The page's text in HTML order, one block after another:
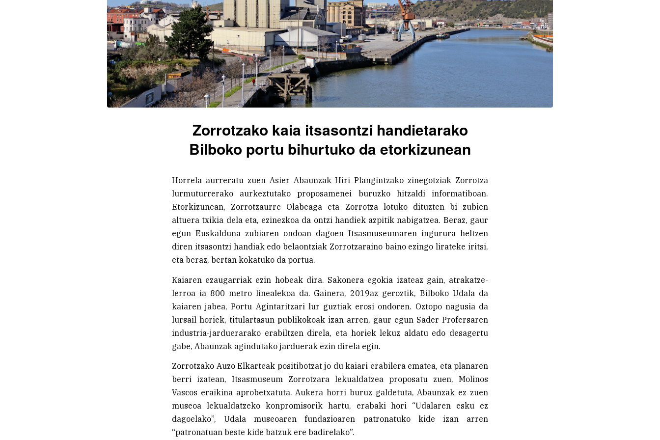
Zorrotzako kaia itsasontzi handietarako
Bilboko portu bihurtuko da etorkizunean
Horrela aurreratu zuen Asier Abaunzak Hiri Plangintzako zinegotziak Zorrotza
lurmuturrerako aurkeztutako proposamenei buruzko hitzaldi informatiboan.
Etorkizunean, Zorrotzaurre Olabeaga eta Zorrotza lotuko dituzten bi zubien
altuera txikia dela eta, ezinezkoa da ontzi handiek azpitik nabigatzea. Beraz, gaur
egun Euskalduna zubiaren ondoan dagoen Itsasmuseumaren ingurura heltzen
diren itsasontzi handiak edo belaontziak Zorrotzaraino baino ezingo lirateke iritsi,
eta beraz, bertan kokatuko da portua.
Kaiaren ezaugarriak ezin hobeak dira. Sakonera egokia izateaz gain, atrakatze-
lerroa ia 800 metro linealekoa da. Gainera, 2019az geroztik, Bilboko Udala da
kaiaren jabea, Portu Agintaritzari lur guztiak erosi ondoren. Oztopo nagusia da
lursail horiek, titulartasun publikokoak izan arren, gaur egun Sader Profersaren
industria-jarduerarako erabiltzen direla, eta horiek lekuz aldatu edo desagertu
gabe, Abaunzak agindutako jarduerak ezin direla egin.
Zorrotzako Auzo Elkarteak positibotzat jo du kaiari erabilera ematea, eta planaren
berri izatean, Itsasmuseum Zorrotzara lekualdatzea proposatu zuen, Molinos
Vascos eraikina aprobetxatuta. Aukera horri buruz galdetuta, Abaunzak ez zuen
museoa lekualdatzeko konpromisorik hartu, erabaki hori “Udalaren esku ez
dagoelako”, Udala museoaren fundazioaren patronatuko kide izan arren
“patronatuan beste kide batzuk ere badirelako”.